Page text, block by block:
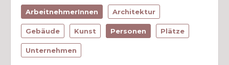
ArbeitnehmerInnen Architektur
Gebäude Kunst Personen Plätze
Unternehmen